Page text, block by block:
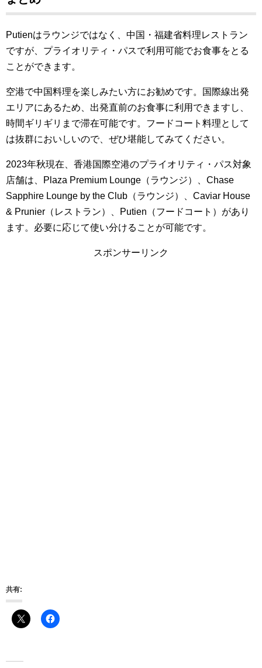
Putienはラウンジではなく、中国・福建省料理レストラン
ですが、プライオリティ・パスで利用可能でお食事をとる
ことができます。
空港で中国料理を楽しみたい方にお勧めです。国際線出発
エリアにあるため、出発直前のお食事に利用できますし、
時間ギリギリまで滞在可能です。フードコート料理として
は抜群においしいので、ぜひ堪能してみてください。
2023年秋現在、香港国際空港のプライオリティ・パス対象
店舗は、Plaza Premium Lounge（ラウンジ）、Chase
Sapphire Lounge by the Club（ラウンジ）、Caviar House
& Prunier（レストラン）、Putien（フードコート）があり
ます。必要に応じて使い分けることが可能です。
スポンサーリンク
共有: